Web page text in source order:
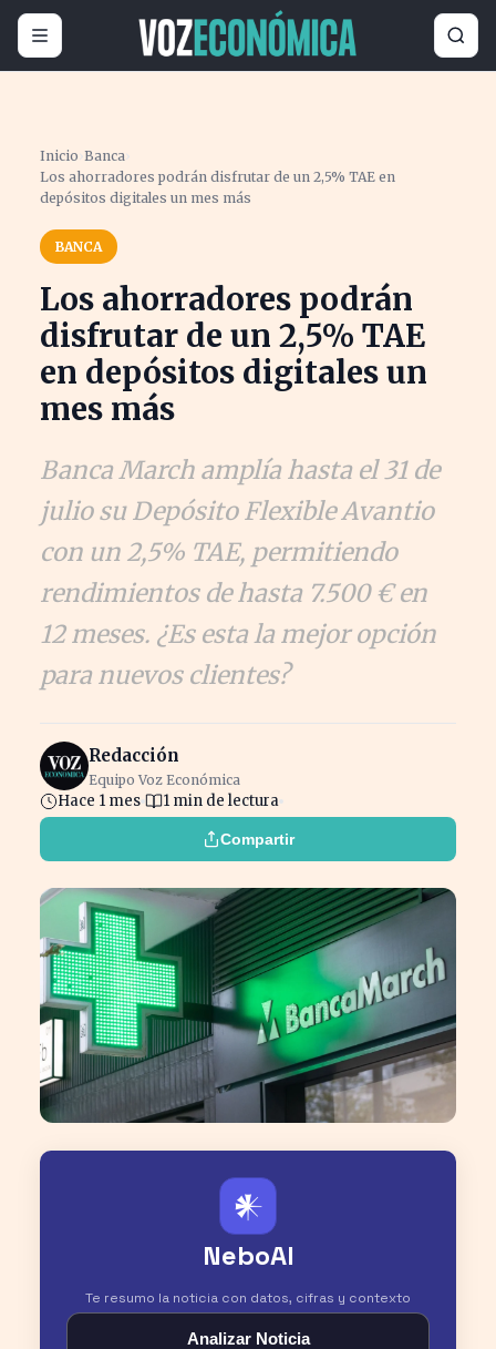
Inicio ›Banca›
Los ahorradores podrán disfrutar de un 2,5% TAE en
depósitos digitales un mes más
BANCA
Los ahorradores podrán
disfrutar de un 2,5% TAE
en depósitos digitales un
mes más
Banca March amplía hasta el 31 de
julio su Depósito Flexible Avantio
con un 2,5% TAE, permitiendo
rendimientos de hasta 7.500 € en
12 meses. ¿Es esta la mejor opción
para nuevos clientes?
Redacción
Equipo Voz Económica
Hace 1 mes 1 min de lectura
Compartir
𒀭
NeboAI
Te resumo la noticia con datos, cifras y contexto
Analizar Noticia